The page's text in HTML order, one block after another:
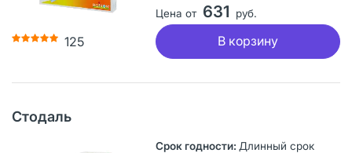
125
Цена от 631 руб.
В корзину
Стодаль
Длинный срок